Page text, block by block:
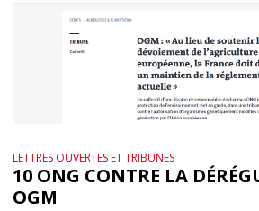
LETTRES OUVERTES ET TRIBUNES
10 ONG CONTRE LA
OGM